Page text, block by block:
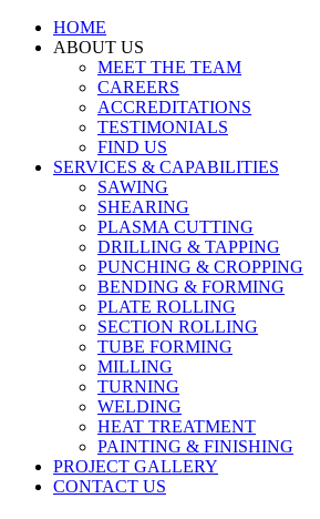
HOME
ABOUT US
MEET THE TEAM
CAREERS
ACCREDITATIONS
TESTIMONIALS
FIND US
SERVICES & CAPABILITIES
SAWING
SHEARING
PLASMA CUTTING
DRILLING & TAPPING
PUNCHING & CROPPING
BENDING & FORMING
PLATE ROLLING
SECTION ROLLING
TUBE FORMING
MILLING
TURNING
WELDING
HEAT TREATMENT
PAINTING & FINISHING
PROJECT GALLERY
CONTACT US